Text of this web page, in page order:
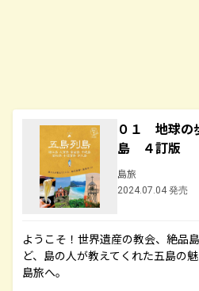
０１ 地球
島 ４訂版
島旅
2024.07.04 発売
ようこそ！世界遺産の教会、絶品
ど、島の人が教えてくれた五島の
島旅へ。